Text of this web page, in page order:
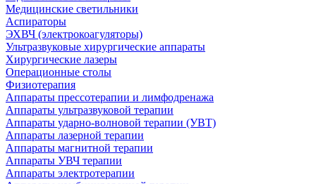
Медицинские светильники
Аспираторы
ЭХВЧ (электрокоагуляторы)
Ультразвуковые хирургические аппараты
Хирургические лазеры
Операционные столы
Физиотерапия
Аппараты прессотерапии и лимфодренажа
Аппараты ультразвуковой терапии
Аппараты ударно-волновой терапии (УВТ)
Аппараты лазерной терапии
Аппараты магнитной терапии
Аппараты УВЧ терапии
Аппараты электротерапии